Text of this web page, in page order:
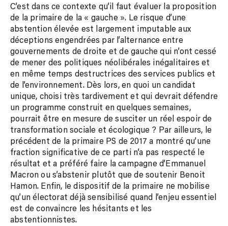
C’est dans ce contexte qu’il faut évaluer la proposition
de la primaire de la « gauche ». Le risque d’une
abstention élevée est largement imputable aux
déceptions engendrées par l’alternance entre
gouvernements de droite et de gauche qui n’ont cessé
de mener des politiques néolibérales inégalitaires et
en même temps destructrices des services publics et
de l’environnement. Dès lors, en quoi un candidat
unique, choisi très tardivement et qui devrait défendre
un programme construit en quelques semaines,
pourrait être en mesure de susciter un réel espoir de
transformation sociale et écologique ? Par ailleurs, le
précédent de la primaire PS de 2017 a montré qu’une
fraction significative de ce parti n’a pas respecté le
résultat et a préféré faire la campagne d’Emmanuel
Macron ou s’abstenir plutôt que de soutenir Benoit
Hamon. Enfin, le dispositif de la primaire ne mobilise
qu’un électorat déjà sensibilisé quand l’enjeu essentiel
est de convaincre les hésitants et les
abstentionnistes.